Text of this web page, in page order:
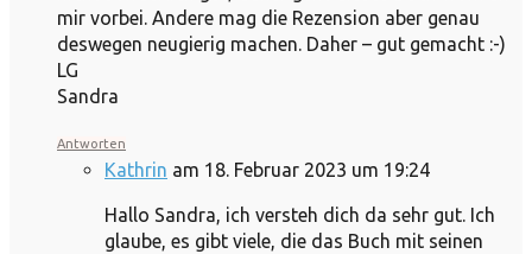
mir vorbei. Andere mag die Rezension aber genau
deswegen neugierig machen. Daher – gut gemacht :-)
LG
Sandra
Antworten
Kathrin am 18. Februar 2023 um 19:24
Hallo Sandra, ich versteh dich da sehr gut. Ich
glaube, es gibt viele, die das Buch mit seinen